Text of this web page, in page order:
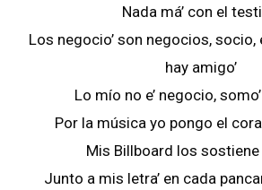
Nada má’ con el
Los negocio’ son negocios, socio,
hay amigo’
Lo mío no e’ negocio,
Por la música yo pongo el
Mis Billboard los
Junto a mis letra’ en cada